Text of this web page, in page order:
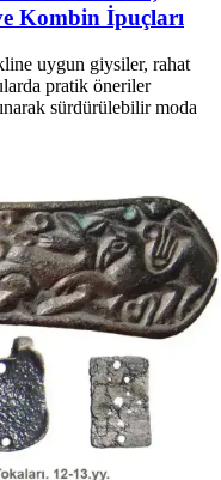
Kombin İpuçları
uygun giysiler, rahat
pratik öneriler
sürdürülebilir moda